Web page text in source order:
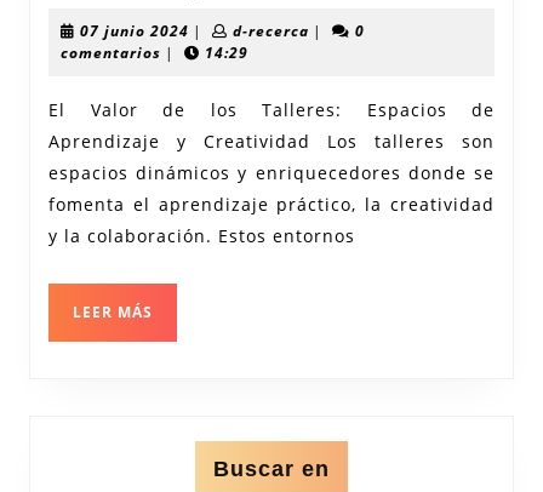
los
Talleres:
Aprendizaje
Práctico
07 junio 2024 07
junio
| d-recercad-|
0
comentarios | 14:29
El Valor de los Talleres: Espacios de
Aprendizaje y Creatividad Los talleres son
espacios dinámicos y enriquecedores donde se
fomenta el aprendizaje práctico, la creatividad
y la colaboración. Estos entornos
LEER MÁS
Buscar en